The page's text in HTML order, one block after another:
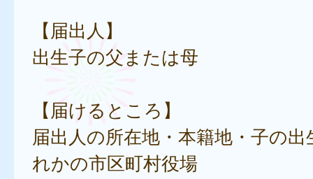
【届出人】
出生子の父または母
【届けるところ】
届出人の所在地・本籍地・子の
れかの市区町村役場